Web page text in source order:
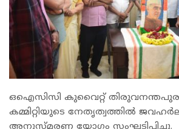
ഒഐസിസി കുവൈറ്റ് തിരുവനന്തപുരം
കമ്മിറ്റിയുടെ നേതൃത്വത്തിൽ